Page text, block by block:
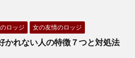
ロッジ 女の友情のロッジ
かれない人の特徴７つと対処法